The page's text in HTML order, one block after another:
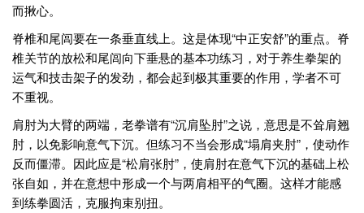
而揪心。
脊椎和尾闾要在一条垂直线上。这是体现“中正安舒”的重点。脊
椎关节的放松和尾闾向下垂悬的基本功练习，对于养生拳架的
运气和技击架子的发劲，都会起到极其重要的作用，学者不可
不重视。
肩肘为大臂的两端，老拳谱有“沉肩坠肘”之说，意思是不耸肩翘
肘，以免影响意气下沉。但练习不当会形成“塌肩夹肘”，使动作
反而僵滞。因此应是“松肩张肘”，使肩肘在意气下沉的基础上松
张自如，并在意想中形成一个与两肩相平的气圈。这样才能感
到练拳圆活，克服拘束别扭。